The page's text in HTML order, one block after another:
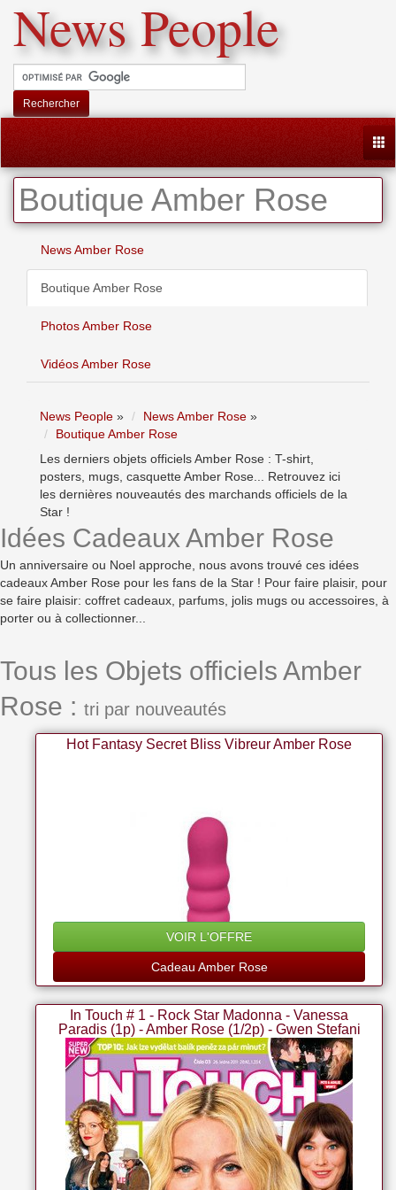
News People
Rechercher
Boutique Amber Rose
News Amber Rose
Boutique Amber Rose
Photos Amber Rose
Vidéos Amber Rose
News People » News Amber Rose »
Boutique Amber Rose
Les derniers objets officiels Amber Rose : T-shirt,
posters, mugs, casquette Amber Rose... Retrouvez ici
les dernières nouveautés des marchands officiels de la
Star !
Idées Cadeaux Amber Rose
Un anniversaire ou Noel approche, nous avons trouvé ces idées
cadeaux Amber Rose pour les fans de la Star ! Pour faire plaisir, pour
se faire plaisir: coffret cadeaux, parfums, jolis mugs ou accessoires, à
porter ou à collectionner...
Tous les Objets officiels Amber
Rose : tri par nouveautés
Hot Fantasy Secret Bliss Vibreur Amber Rose
VOIR L'OFFRE
Cadeau Amber Rose
In Touch # 1 - Rock Star Madonna - Vanessa
Paradis (1p) - Amber Rose (1/2p) - Gwen Stefani
(3p Wow) - Amy Winehouse (1/4p) - Shakira (2p) -
Vanessa Hudgens (also Partial-cover) - Audrina
Patridge (2p In Bikini) - Jennie Garth (4p) - Nicki
Minaj (1/3p) - H